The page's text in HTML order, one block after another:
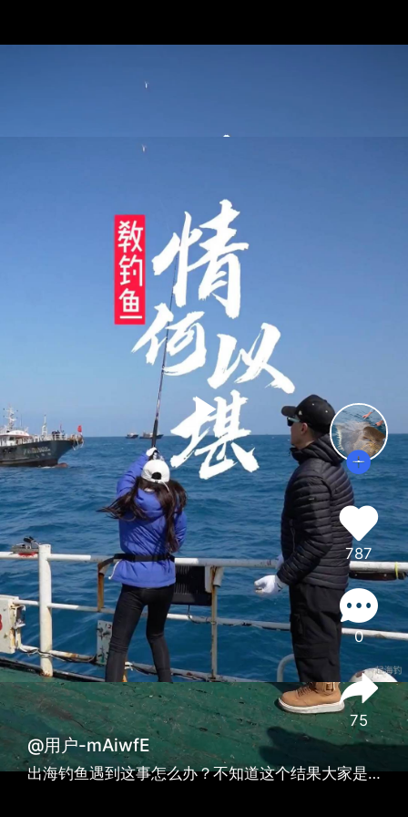
787
0
75
@用户-mAiwfE
出海钓鱼遇到这事怎么办？不知道这个结果大家是否认同？